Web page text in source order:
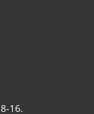
16.